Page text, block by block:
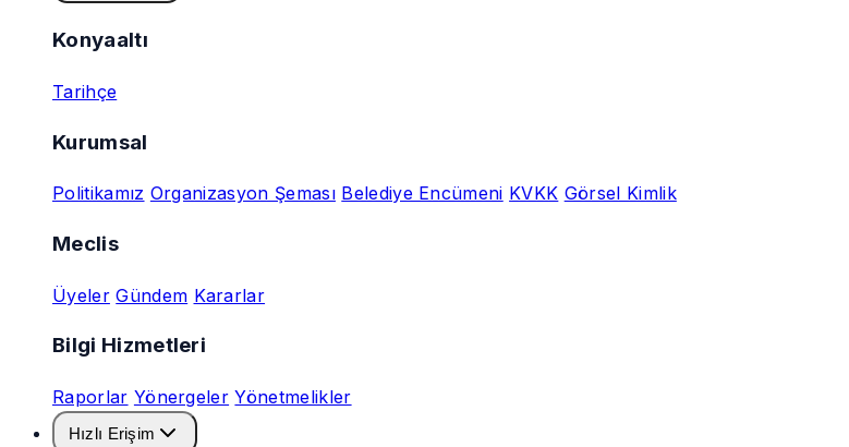
Konyaaltı
Tarihçe
Kurumsal
Politikamız Organizasyon Şeması Belediye Encümeni KVKK Görsel Kimlik
Meclis
Üyeler Gündem Kararlar
Bilgi Hizmetleri
Raporlar Yönergeler Yönetmelikler
Hızlı Erişim